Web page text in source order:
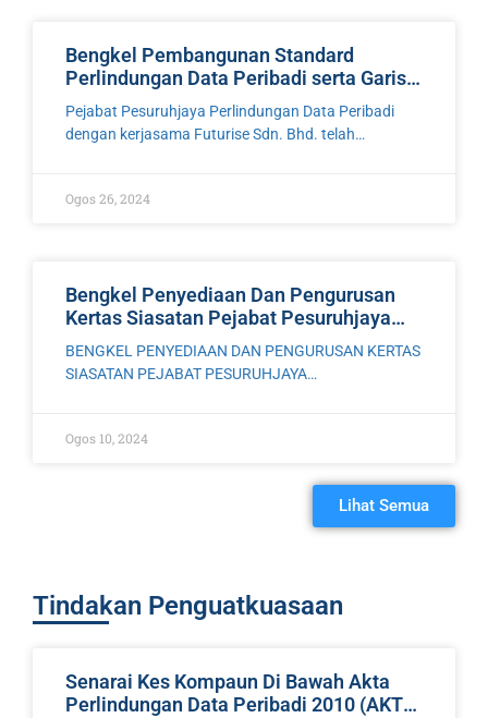
Bengkel Pembangunan Standard
Perlindungan Data Peribadi serta Garis
Panduan Mekanisme dan Pelaksanaan
Pemindahan Data Merentas Sempadan
Pejabat Pesuruhjaya Perlindungan Data Peribadi
dengan kerjasama Futurise Sdn. Bhd. telah
Mekanisme dan Pelaksanaan Pemindahan Data
Ogos 26, 2024
Bengkel Penyediaan Dan Pengurusan
Kertas Siasatan Pejabat Pesuruhjaya
Perlindungan Data Peribadi
BENGKEL PENYEDIAAN DAN PENGURUSAN KERTAS
SIASATAN PEJABAT PESURUHJAYA
pada 8 Ogos hingga 10 Ogos 2024 bertempat di
Ogos 10, 2024
Lihat Semua
Tindakan Penguatkuasaan
Senarai Kes Kompaun Di Bawah Akta
Perlindungan Data Peribadi 2010 (AKTA